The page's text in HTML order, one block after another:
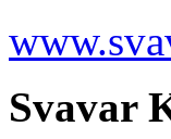
Svavar